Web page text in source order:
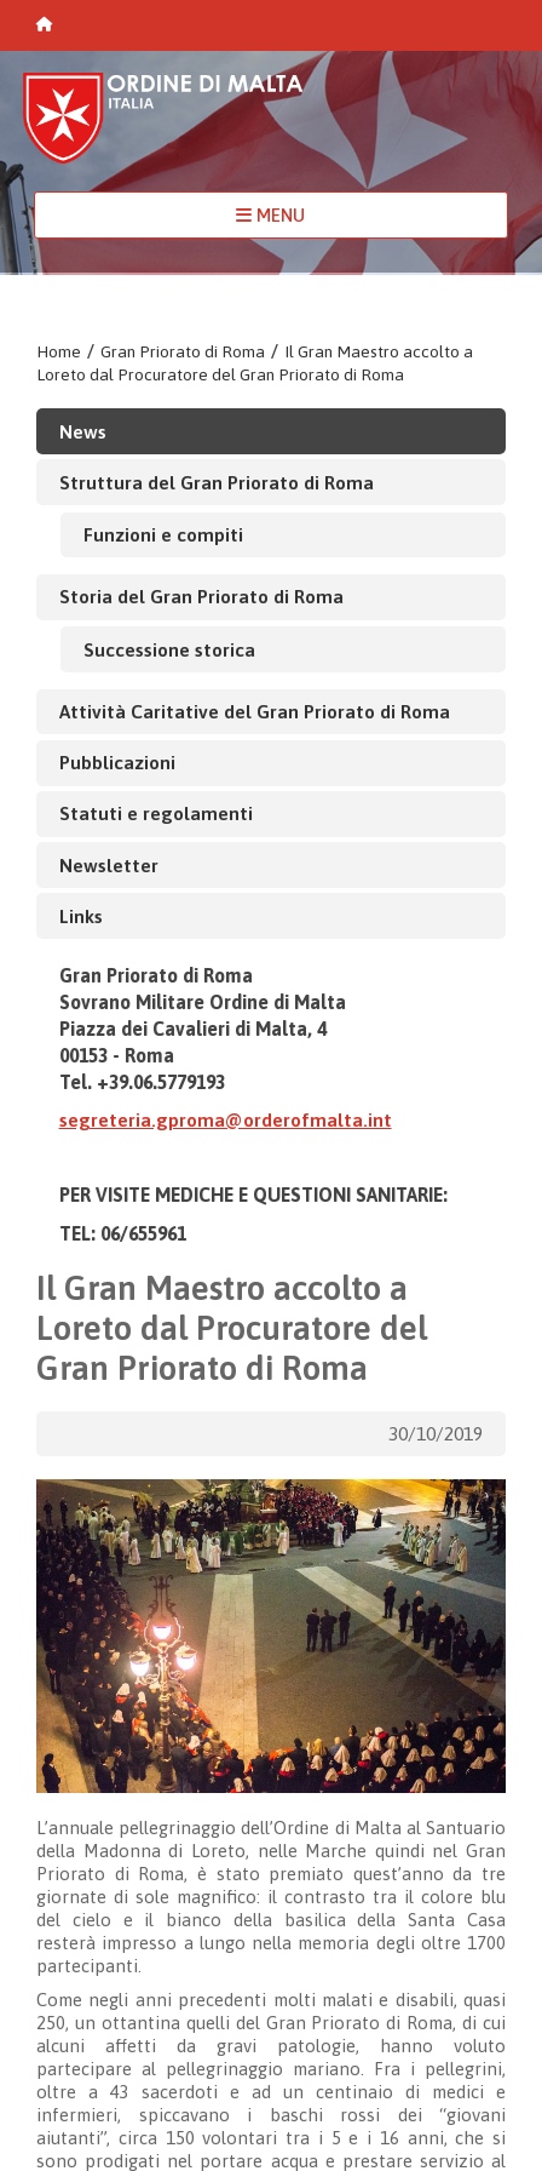
MENU
Home / Gran Priorato di Roma / Il Gran Maestro accolto a
Loreto dal Procuratore del Gran Priorato di Roma
News
Struttura del Gran Priorato di Roma
Funzioni e compiti
Storia del Gran Priorato di Roma
Successione storica
Attività Caritative del Gran Priorato di Roma
Pubblicazioni
Statuti e regolamenti
Newsletter
Links
Gran Priorato di Roma
Sovrano Militare Ordine di Malta
Piazza dei Cavalieri di Malta, 4
00153 - Roma
Tel. +39.06.5779193
segreteria.gproma@orderofmalta.int
PER VISITE MEDICHE E QUESTIONI SANITARIE:
TEL: 06/655961
Il Gran Maestro accolto a
Loreto dal Procuratore del
Gran Priorato di Roma
30/10/2019
L’annuale pellegrinaggio dell’Ordine di Malta al Santuario
della Madonna di Loreto, nelle Marche quindi nel Gran
Priorato di Roma, è stato premiato quest’anno da tre
giornate di sole magnifico: il contrasto tra il colore blu
del cielo e il bianco della basilica della Santa Casa
resterà impresso a lungo nella memoria degli oltre 1700
partecipanti.
Come negli anni precedenti molti malati e disabili, quasi
250, un ottantina quelli del Gran Priorato di Roma, di cui
alcuni affetti da gravi patologie, hanno voluto
partecipare al pellegrinaggio mariano. Fra i pellegrini,
oltre a 43 sacerdoti e ad un centinaio di medici e
infermieri, spiccavano i baschi rossi dei “giovani
aiutanti”, circa 150 volontari tra i 5 e i 16 anni, che si
sono prodigati nel portare acqua e prestare servizio al